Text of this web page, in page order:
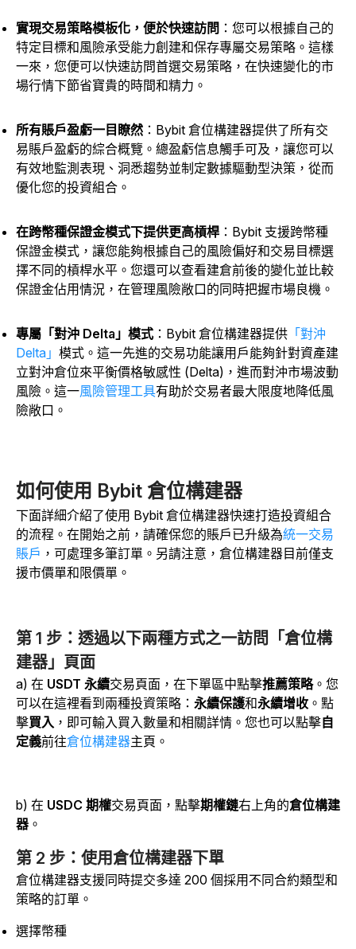
實現交易策略模板化，便於快速訪問 ：您可以根據自己的
特定目標和風險承受能力創建和保存專屬交易策略。這樣
一來，您便可以快速訪問首選交易策略，在快速變化的市
場行情下節省寶貴的時間和精力。
所有賬戶盈虧一目瞭然 ：Bybit 倉位構建器提供了所有交
易賬戶盈虧的綜合概覽。總盈虧信息觸手可及，讓您可以
有效地監測表現、洞悉趨勢並制定數據驅動型決策，從而
優化您的投資組合。
在跨幣種保證金模式下提供更高槓桿 ：Bybit 支援跨幣種
保證金模式，讓您能夠根據自己的風險偏好和交易目標選
擇不同的槓桿水平。您還可以查看建倉前後的變化並比較
保證金佔用情況，在管理風險敞口的同時把握市場良機。
專屬「對沖 Delta」模式 ：Bybit 倉位構建器提供 「對沖
Delta」 模式。這一先進的交易功能讓用戶能夠針對資產建
立對沖倉位來平衡價格敏感性 (Delta)，進而對沖市場波動
風險。這一風險管理工具有助於交易者最大限度地降低風
險敞口。
如何使用 Bybit 倉位構建器
下面詳細介紹了使用 Bybit 倉位構建器快速打造投資組合
的流程。在開始之前，請確保您的賬戶已升級為統一交易
賬戶 ，可處理多筆訂單。另請注意，倉位構建器目前僅支
援市價單和限價單。
第 1 步：透過以下兩種方式之一訪問「倉位構
建器」頁面
a) 在 USDT 永續交易頁面，在下單區中點擊推薦策略。您
可以在這裡看到兩種投資策略： 永續保護和永續增收 。點
擊買入 ，即可輸入買入數量和相關詳情。您也可以點擊自
定義前往倉位構建器主頁。
b) 在 USDC 期權交易頁面，點擊期權鏈右上角的倉位構建
器 。
第 2 步：使用倉位構建器下單
倉位構建器支援同時提交多達 200 個採用不同合約類型和
策略的訂單。
選擇幣種